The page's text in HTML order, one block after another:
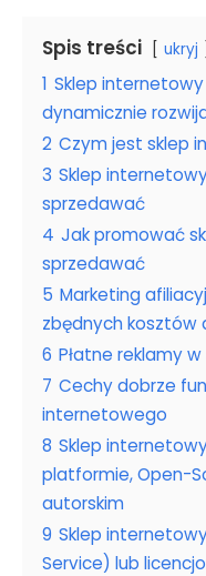
Spis treści ukryj
1 Sklep
dynamicznie
2 Czym jest sklep
3 Sklep
sprzedawać
4 Jak promować
sprzedawać
5 Marketing
zbędnych kosztów
6 Płatne reklamy
7 Cechy dobrze
internetowego
8 Sklep
platformie, Open-
autorskim
9 Sklep
Service) lub